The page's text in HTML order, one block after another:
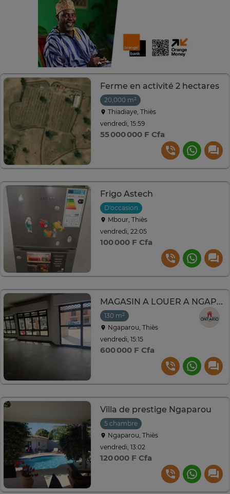
Ferme en activité 2 hectares
20,000 m²
Thiadiaye, Thiès
vendredi, 15:59
55 000 000 F Cfa
Frigo Astech
D'occasion
Mbour, Thiès
vendredi, 22:05
100 000 F Cfa
MAGASIN A LOUER A NGAPAROU
130 m²
Ngaparou, Thiès
vendredi, 15:15
600 000 F Cfa
Villa de prestige Ngaparou
5 chambre
Ngaparou, Thiès
vendredi, 13:02
120 000 F Cfa